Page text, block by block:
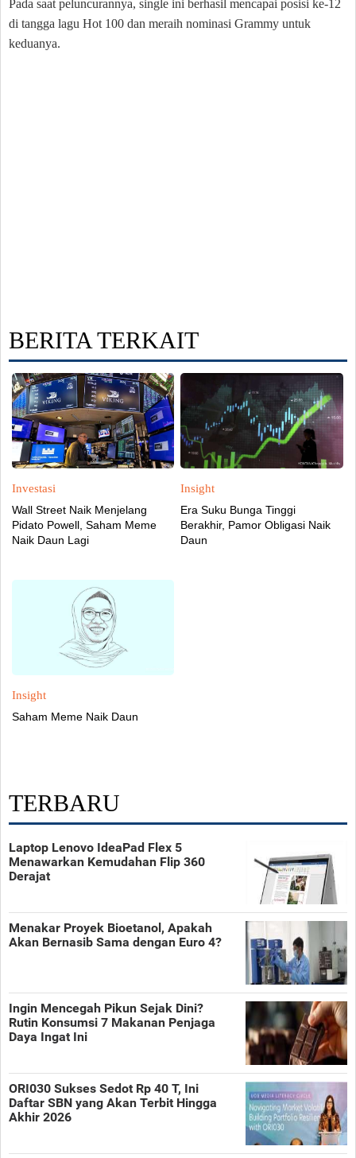
Pada saat peluncurannya, single ini berhasil mencapai posisi ke-12
di tangga lagu Hot 100 dan meraih nominasi Grammy untuk
keduanya.
BERITA TERKAIT
Investasi
Wall Street Naik Menjelang
Pidato Powell, Saham Meme
Naik Daun Lagi
Insight
Era Suku Bunga Tinggi
Berakhir, Pamor Obligasi Naik
Daun
Insight
Saham Meme Naik Daun
TERBARU
Laptop Lenovo IdeaPad Flex 5
Menawarkan Kemudahan Flip 360
Derajat
Menakar Proyek Bioetanol, Apakah
Akan Bernasib Sama dengan Euro 4?
Ingin Mencegah Pikun Sejak Dini?
Rutin Konsumsi 7 Makanan Penjaga
Daya Ingat Ini
ORI030 Sukses Sedot Rp 40 T, Ini
Daftar SBN yang Akan Terbit Hingga
Akhir 2026